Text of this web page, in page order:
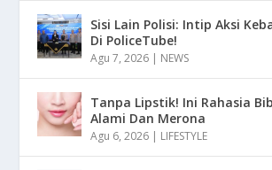
Sisi Lain Polisi: Intip Aksi
Di PoliceTube!
Agu 7, 2026 | NEWS
Tanpa Lipstik! Ini Rahasia
Alami Dan Merona
Agu 6, 2026 | LIFESTYLE